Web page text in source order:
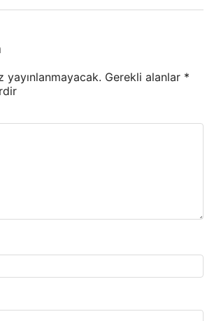
yayınlanmayacak. Gerekli alanlar *